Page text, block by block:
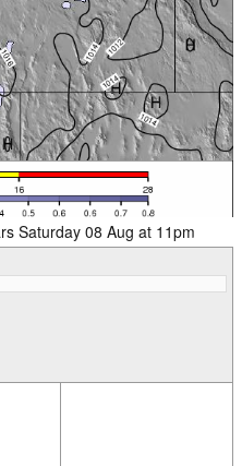
Saturday 08 Aug at 11pm